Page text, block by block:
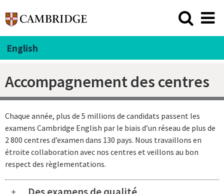
English
Accompagnement des centres
Chaque année, plus de 5 millions de candidats passent les
examens Cambridge English par le biais d’un réseau de plus de
2 800 centres d’examen dans 130 pays. Nous travaillons en
étroite collaboration avec nos centres et veillons au bon
respect des règlementations.